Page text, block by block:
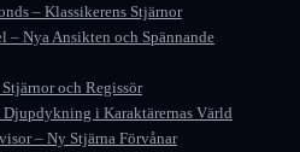
– Klassikerens Stjärnor
– Nya Ansikten och Spännande
och Regissör
i Karaktärernas Värld
– Ny Stjärna Förvånar